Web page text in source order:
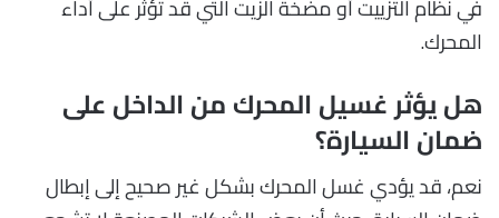
في نظام التزييت أو مضخة الزيت التي قد تؤثر على أداء
المحرك.
هل يؤثر غسيل المحرك من الداخل على
ضمان السيارة؟
نعم، قد يؤدي غسل المحرك بشكل غير صحيح إلى إبطال